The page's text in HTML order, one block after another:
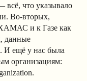
всё, что указывало
Во-вторых,
ХАМАС и к Газе как
данные
И ещё у нас была
организациям: